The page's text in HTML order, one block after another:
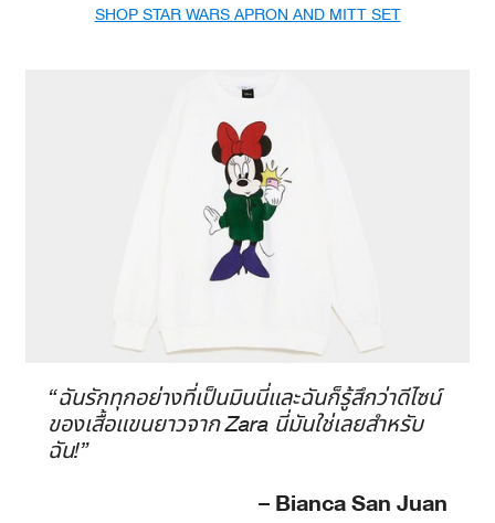
SHOP STAR WARS APRON AND MITT SET
“ฉันรักทุกอย่างที่เป็นมินนี่และฉันก็รู้สึกว่าดีไซน์
ของเสื้อแขนยาวจาก Zara นี่มันใช่เลยสำหรับ
ฉัน!”
– Bianca San Juan